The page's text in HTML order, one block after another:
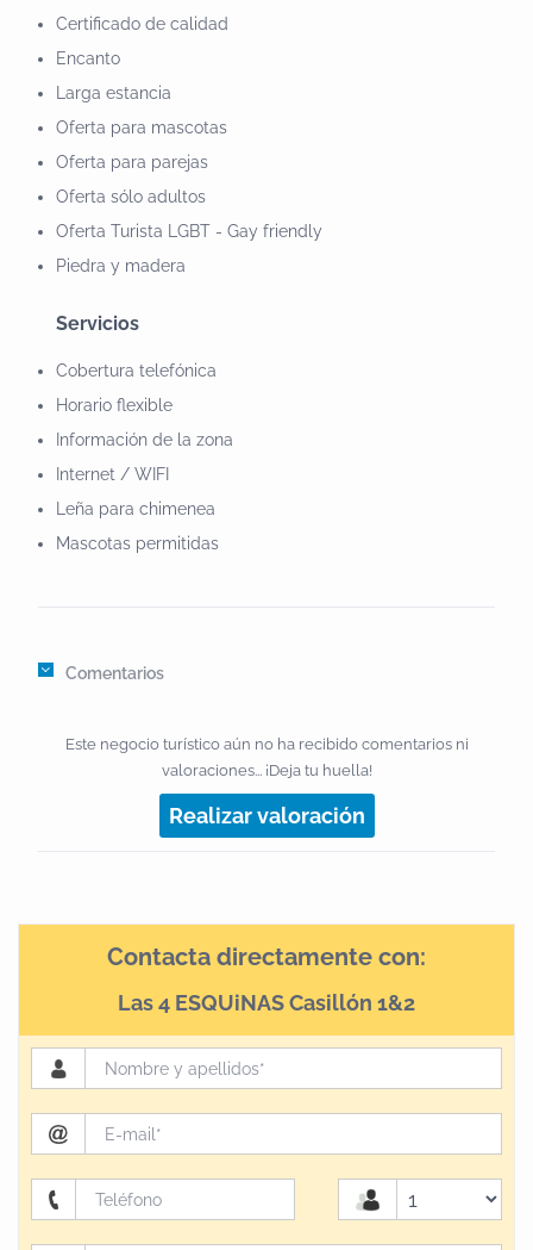
Certificado de calidad
Encanto
Larga estancia
Oferta para mascotas
Oferta para parejas
Oferta sólo adultos
Oferta Turista LGBT - Gay friendly
Piedra y madera
Servicios
Cobertura telefónica
Horario flexible
Información de la zona
Internet / WIFI
Leña para chimenea
Mascotas permitidas
Comentarios
Este negocio turístico aún no ha recibido comentarios ni
valoraciones... ¡Deja tu huella!
Realizar valoración
Contacta directamente con:
Las 4 ESQUiNAS Casillón 1&2